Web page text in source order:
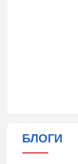
БЛОГИ